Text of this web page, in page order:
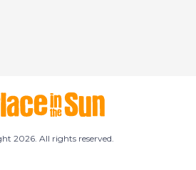
2026. All rights reserved.